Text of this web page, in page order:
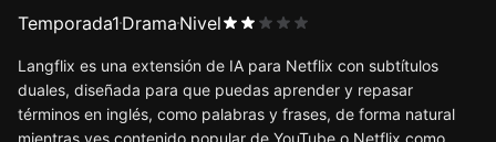
Temporada1 Drama Nivel
Langflix es una extensión de IA para Netflix con subtítulos
duales, diseñada para que puedas aprender y repasar
términos en inglés, como palabras y frases, de forma natural
mientras ves contenido popular de YouTube o Netflix como